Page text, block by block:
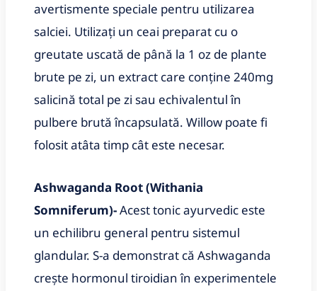
avertismente speciale pentru utilizarea
salciei. Utilizați un ceai preparat cu o
greutate uscată de până la 1 oz de plante
brute pe zi, un extract care conține 240mg
salicină total pe zi sau echivalentul în
pulbere brută încapsulată. Willow poate fi
folosit atâta timp cât este necesar.
Ashwaganda Root (Withania
Somniferum)-Acest tonic ayurvedic este
un echilibru general pentru sistemul
glandular. S-a demonstrat că Ashwaganda
crește hormonul tiroidian în experimentele